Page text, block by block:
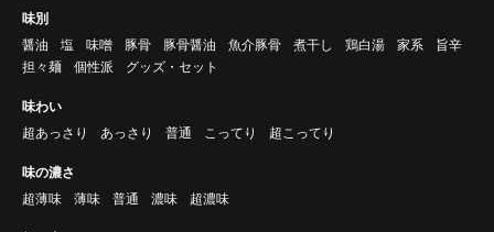
味別
醤油
塩 味噌 豚骨 豚骨醤油 魚介豚骨 煮干し 鶏白湯 家系
旨辛
担々麺
個性派 グッズ・セット
味わい
超あっさり
あっさり 普通 こってり 超こってり
味の濃さ
超薄味
薄味 普通 濃味 超濃味